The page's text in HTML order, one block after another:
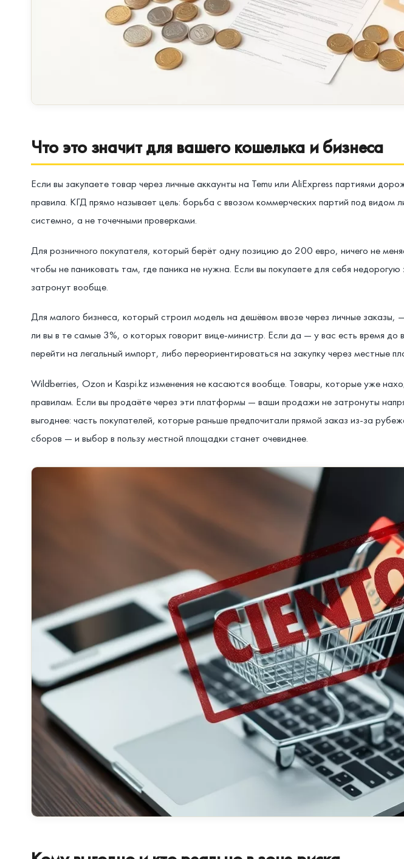
Что это значит для вашего кошелька и бизнеса
Если вы закупаете товар через личные аккаунты на Temu или AliExpress партиями
правила. КГД прямо называет цель: борьба с ввозом коммерческих партий под
системно, а не точечными проверками.
Для розничного покупателя, который берёт одну позицию до 200 евро, ничего не
чтобы не паниковать там, где паника не нужна. Если вы покупаете для себя
затронут вообще.
Для малого бизнеса, который строил модель на дешёвом ввозе через личные заказы,
ли вы в те самые 3%, о которых говорит вице-министр. Если да — у вас есть время
перейти на легальный импорт, либо переориентироваться на закупку через
Wildberries, Ozon и Kaspi.kz изменения не касаются вообще. Товары, которые уже
правилам. Если вы продаёте через эти платформы — ваши продажи не затронуты
выгоднее: часть покупателей, которые раньше предпочитали прямой заказ из-за
сборов — и выбор в пользу местной площадки станет очевиднее.